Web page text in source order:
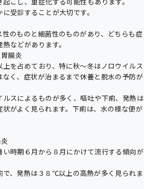
受診することが大切です。
のものと細菌性のものがあり、どちらも症
などがあります。
を占めており、特に秋～冬はノロウイルス
く、症状が治まるまで休養と脱水の予防が
ルスによるものが多く、嘔吐や下痢、発熱は
がよく見られます。下痢は、水の様な便が
時期６月から８月にかけて流行する傾向が
で、発熱は３８℃以上の高熱が多く見られま